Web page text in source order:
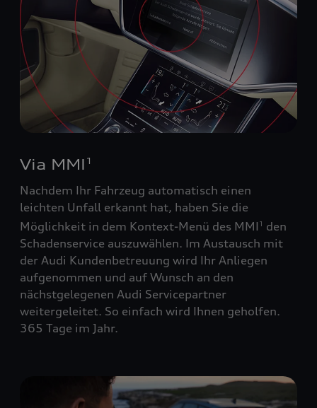
Via MMI 1
Nachdem Ihr Fahrzeug automatisch einen
leichten Unfall erkannt hat, haben Sie die
Möglichkeit in dem Kontext-Menü des MMI 1
den
Schadenservice auszuwählen. Im Austausch mit
der Audi Kundenbetreuung wird Ihr Anliegen
aufgenommen und auf Wunsch an den
nächstgelegenen Audi Servicepartner
weitergeleitet. So einfach wird Ihnen geholfen.
365 Tage im Jahr.